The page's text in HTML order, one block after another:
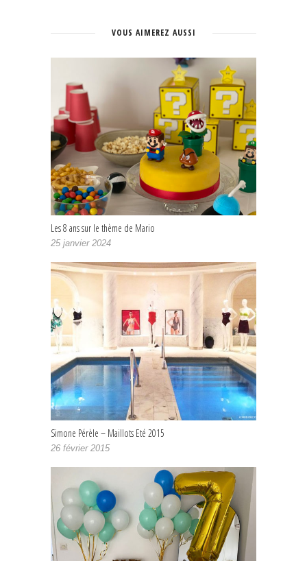
VOUS AIMEREZ AUSSI
Les 8 ans sur le thème de Mario
25 janvier 2024
Simone Pérèle – Maillots Eté 2015
26 février 2015